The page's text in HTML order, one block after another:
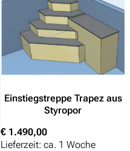
Einstiegstreppe Trapez aus
Styropor
€ 1.490,00
Lieferzeit: ca. 1 Woche